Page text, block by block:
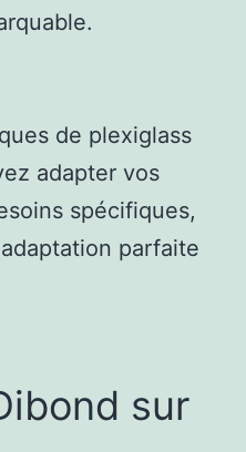
de plexiglass
adapter vos
spécifiques,
parfaite
sur